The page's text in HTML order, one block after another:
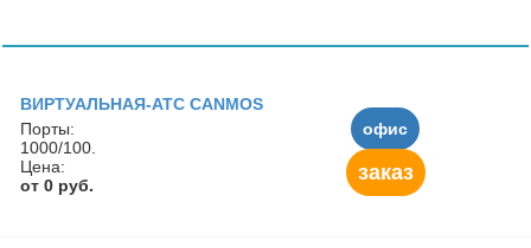
ВИРТУАЛЬНАЯ-АТС CANMOS
Порты:
1000/100.
Цена:
от 0 руб.
офис
заказ